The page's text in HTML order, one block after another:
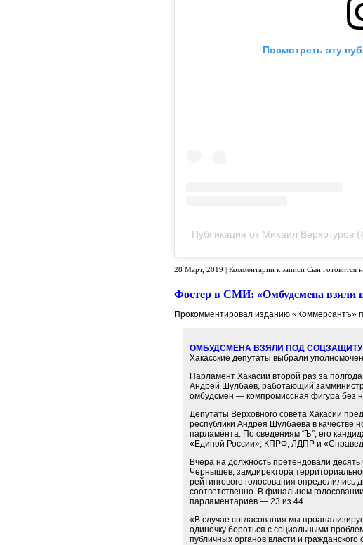
Посмотреть эту
Публикация от Михаил Верхотуров
28 Март, 2019 | Комментарии к записи Сын готовится
Фостер в СМИ: «Омбудсмена взяли
Прокомментировал изданию «Коммерсантъ»
ОМБУДСМЕНА ВЗЯЛИ ПОД СОЦЗАЩИТУ
Хакасские депутаты выбрали
Парламент Хакасии второй раз за
Андрей Шулбаев, работающий
омбудсмен — компромиссная фигура без
Депутаты Верховного совета Хакасии
республики Андрея Шулбаева в качестве
парламента. По сведениям “Ъ”, его
«Единой России», КПРФ, ЛДПР и
Вчера на должность претендовали
Чернышев, зам­директора
рейтингового голосования
соответственно. В финальном
парламентариев — 23 из 44.
«В случае согласования мы
одиночку бороться с социальными
публичных органов власти и